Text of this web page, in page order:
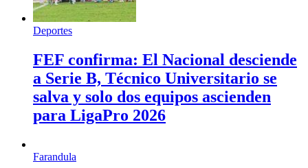
Deportes
FEF confirma: El Nacional desciende
a Serie B, Técnico Universitario se
salva y solo dos equipos ascienden
para LigaPro 2026
Farandula